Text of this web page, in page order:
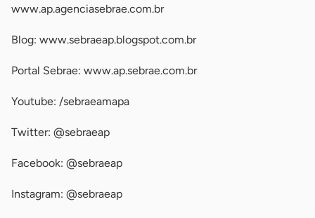
www.ap.agenciasebrae.com.br
Blog: www.sebraeap.blogspot.com.br
Portal Sebrae: www.ap.sebrae.com.br
Youtube: /sebraeamapa
Twitter: @sebraeap
Facebook: @sebraeap
Instagram: @sebraeap